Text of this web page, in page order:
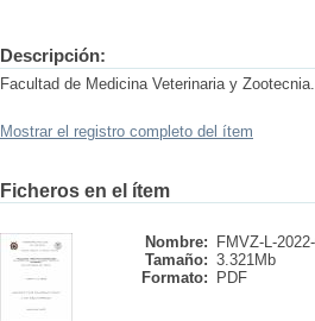
Descripción:
Facultad de Medicina Veterinaria y
Mostrar el registro completo del ítem
Ficheros en el ítem
Nombre:
FMVZ-L-
Tamaño: 3.321Mb
Formato:
PDF